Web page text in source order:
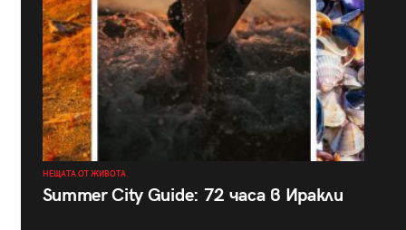
НЕЩАТА ОТ ЖИВОТА
Summer City Guide: 72 часа в Иракли